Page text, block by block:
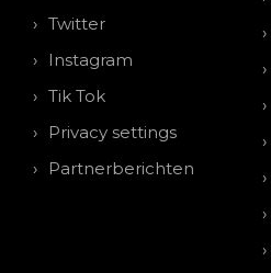
Twitter
Instagram
Tik Tok
Privacy settings
Partnerberichten